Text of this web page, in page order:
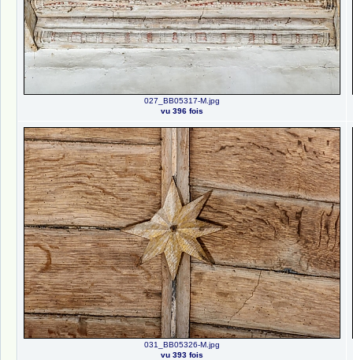
027_BB05317-M.jpg
vu 396 fois
031_BB05326-M.jpg
vu 393 fois